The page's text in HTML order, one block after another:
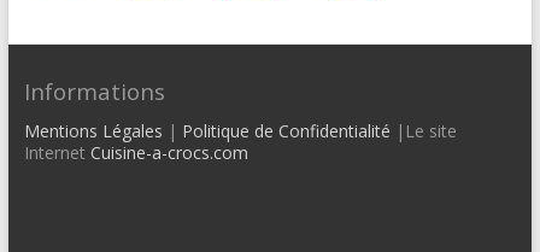
Informations
Mentions Légales | Politique de Confidentialité |Le site
Internet Cuisine-a-crocs.com